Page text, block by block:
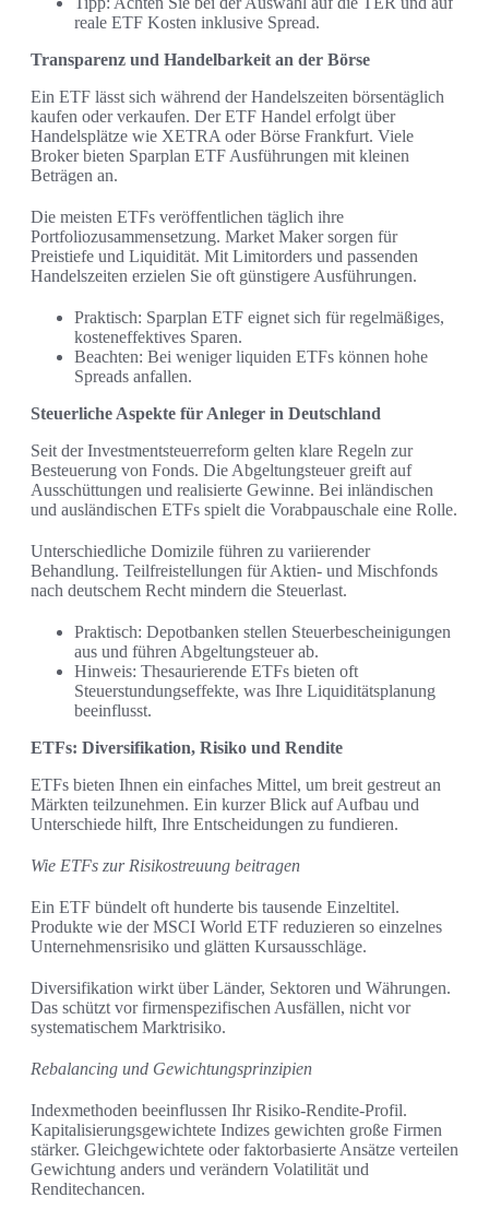
reale ETF Kosten inklusive Spread.
Transparenz und Handelbarkeit an der Börse
Ein ETF lässt sich während der Handelszeiten börsentäglich
kaufen oder verkaufen. Der ETF Handel erfolgt über
Handelsplätze wie XETRA oder Börse Frankfurt. Viele
Broker bieten Sparplan ETF Ausführungen mit kleinen
Beträgen an.
Die meisten ETFs veröffentlichen täglich ihre
Portfoliozusammensetzung. Market Maker sorgen für
Preistiefe und Liquidität. Mit Limitorders und passenden
Handelszeiten erzielen Sie oft günstigere Ausführungen.
Praktisch: Sparplan ETF eignet sich für regelmäßiges,
kosteneffektives Sparen.
Beachten: Bei weniger liquiden ETFs können hohe
Spreads anfallen.
Steuerliche Aspekte für Anleger in Deutschland
Seit der Investmentsteuerreform gelten klare Regeln zur
Besteuerung von Fonds. Die Abgeltungsteuer greift auf
Ausschüttungen und realisierte Gewinne. Bei inländischen
und ausländischen ETFs spielt die Vorabpauschale eine Rolle.
Unterschiedliche Domizile führen zu variierender
Behandlung. Teilfreistellungen für Aktien- und Mischfonds
nach deutschem Recht mindern die Steuerlast.
Praktisch: Depotbanken stellen Steuerbescheinigungen
aus und führen Abgeltungsteuer ab.
Hinweis: Thesaurierende ETFs bieten oft
Steuerstundungseffekte, was Ihre Liquiditätsplanung
beeinflusst.
ETFs: Diversifikation, Risiko und Rendite
ETFs bieten Ihnen ein einfaches Mittel, um breit gestreut an
Märkten teilzunehmen. Ein kurzer Blick auf Aufbau und
Unterschiede hilft, Ihre Entscheidungen zu fundieren.
Wie ETFs zur Risikostreuung beitragen
Ein ETF bündelt oft hunderte bis tausende Einzeltitel.
Produkte wie der MSCI World ETF reduzieren so einzelnes
Unternehmensrisiko und glätten Kursausschläge.
Diversifikation wirkt über Länder, Sektoren und Währungen.
Das schützt vor firmenspezifischen Ausfällen, nicht vor
systematischem Marktrisiko.
Rebalancing und Gewichtungsprinzipien
Indexmethoden beeinflussen Ihr Risiko-Rendite-Profil.
Kapitalisierungsgewichtete Indizes gewichten große Firmen
stärker. Gleichgewichtete oder faktorbasierte Ansätze verteilen
Gewichtung anders und verändern Volatilität und
Renditechancen.